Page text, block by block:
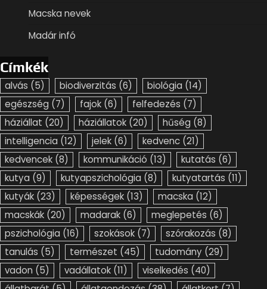
Macska nevek
Madár infó
Címkék
alvás (5) biodiverzitás (6) biológia (14)
egészség (7) fajok (6) felfedezés (7)
háziállat (20) háziállatok (20) hűség (8)
intelligencia (12) jelek (6) kedvenc (21)
kedvencek (8) kommunikáció (13) kutatás (6)
kutya (9) kutyapszichológia (8) kutyatartás (11)
kutyák (23) képességek (13) macska (12)
macskák (20) madarak (6) meglepetés (6)
pszichológia (16) szokások (7) szórakozás (8)
tanulás (5) természet (45) tudomány (29)
vadon (5) vadállatok (11) viselkedés (40)